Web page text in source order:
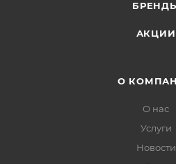
АКЦИИ
О
О нас
Услуги
Новости